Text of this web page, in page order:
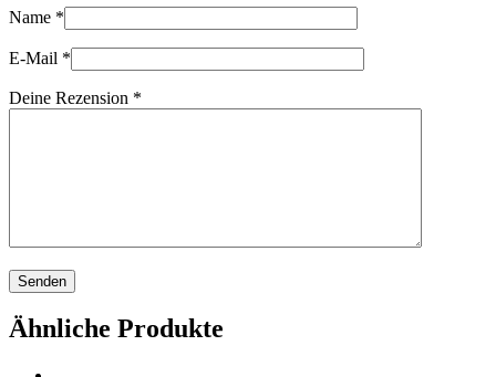
Name *
E-Mail *
Deine Rezension *
Ähnliche Produkte